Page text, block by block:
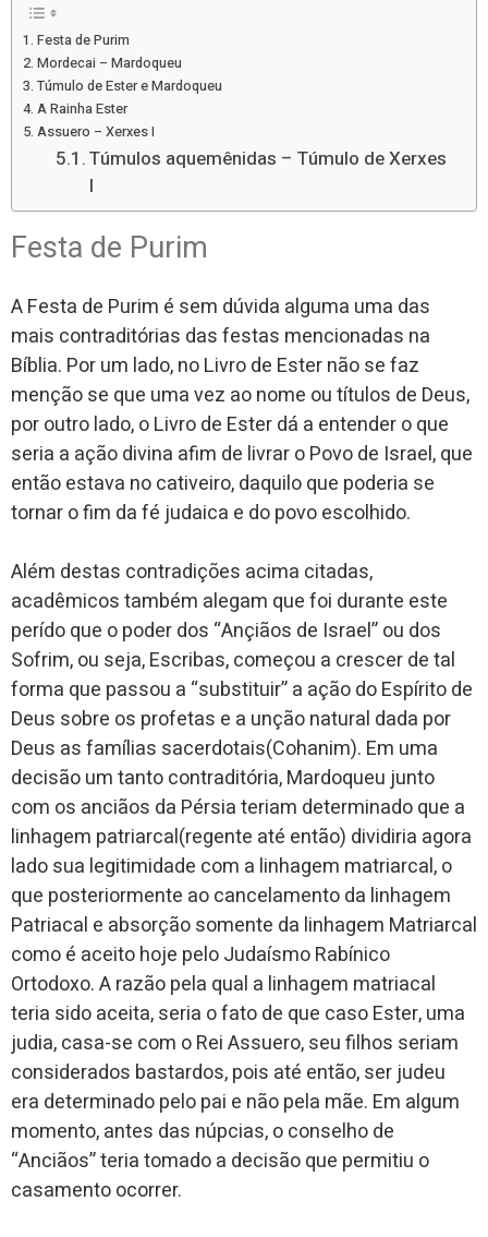
Festa de Purim
Mordecai – Mardoqueu
Túmulo de Ester e Mardoqueu
A Rainha Ester
Assuero – Xerxes I
Túmulos aquemênidas – Túmulo de Xerxes
I
Festa de Purim
A Festa de Purim é sem dúvida alguma uma das
mais contraditórias das festas mencionadas na
Bíblia. Por um lado, no Livro de Ester não se faz
menção se que uma vez ao nome ou títulos de Deus,
por outro lado, o Livro de Ester dá a entender o que
seria a ação divina afim de livrar o Povo de Israel, que
então estava no cativeiro, daquilo que poderia se
tornar o fim da fé judaica e do povo escolhido.
Além destas contradições acima citadas,
acadêmicos também alegam que foi durante este
perído que o poder dos “Ançiãos de Israel” ou dos
Sofrim, ou seja, Escribas, começou a crescer de tal
forma que passou a “substituir” a ação do Espírito de
Deus sobre os profetas e a unção natural dada por
Deus as famílias sacerdotais(Cohanim). Em uma
decisão um tanto contraditória, Mardoqueu junto
com os anciãos da Pérsia teriam determinado que a
linhagem patriarcal(regente até então) dividiria agora
lado sua legitimidade com a linhagem matriarcal, o
que posteriormente ao cancelamento da linhagem
Patriacal e absorção somente da linhagem Matriarcal
como é aceito hoje pelo Judaísmo Rabínico
Ortodoxo. A razão pela qual a linhagem matriacal
teria sido aceita, seria o fato de que caso Ester, uma
judia, casa-se com o Rei Assuero, seu filhos seriam
considerados bastardos, pois até então, ser judeu
era determinado pelo pai e não pela mãe. Em algum
momento, antes das núpcias, o conselho de
“Anciãos” teria tomado a decisão que permitiu o
casamento ocorrer.